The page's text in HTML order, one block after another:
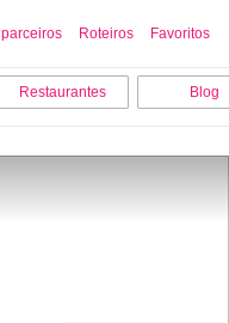
parceiros Roteiros Favoritos
Restaurantes Blog